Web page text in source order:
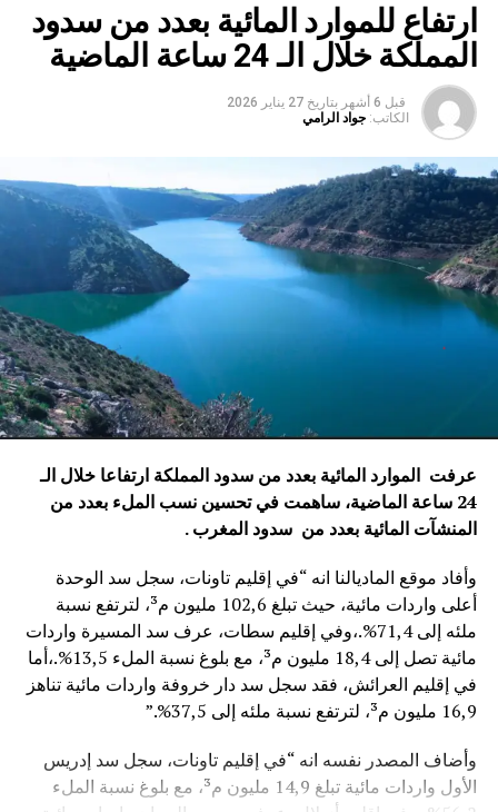
ارتفاع للموارد المائية بعدد من سدود
المملكة خلال الـ 24 ساعة الماضية
قبل 6 أشهر بتاريخ 27 يناير 2026
الكاتب: جواد الرامي
عرفت الموارد المائية بعدد من سدود المملكة ارتفاعا خلال الـ
24 ساعة الماضية، ساهمت في تحسين نسب الملء بعدد من
المنشآت المائية بعدد من سدود المغرب .
وأفاد موقع الماديالنا انه “في إقليم تاونات، سجل سد الوحدة
أعلى واردات مائية، حيث تبلغ 102,6 مليون م³، لترتفع نسبة
ملئه إلى 71,4%.،وفي إقليم سطات، عرف سد المسيرة واردات
مائية تصل إلى 18,4 مليون م³، مع بلوغ نسبة الملء 13,5%.،أما
في إقليم العرائش، فقد سجل سد دار خروفة واردات مائية تناهز
16,9 مليون م³، لترتفع نسبة ملئه إلى 37,5%.”
وأضاف المصدر نفسه انه “في إقليم تاونات، سجل سد إدريس
الأول واردات مائية تبلغ 14,9 مليون م³، مع بلوغ نسبة الملء